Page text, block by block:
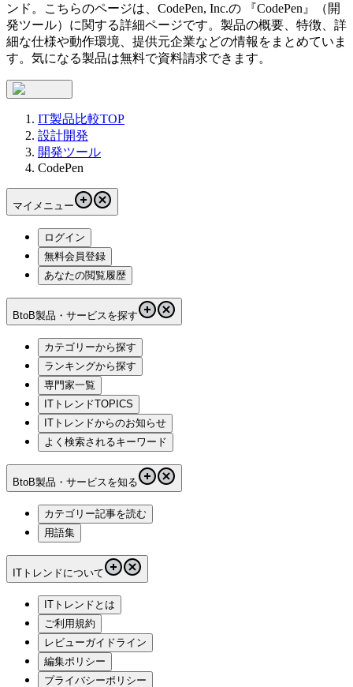
ンド。こちらのページは、 CodePen, Inc.の 『CodePen 』（ 開
発ツール）に関する詳細ページです。製品の概要、特徴、詳
細な仕様や動作環境、提供元企業などの情報をまとめていま
す。気になる製品は無料で資料請求できます。
IT製品比較TOP
設計開発
開発ツール
CodePen
マイメニュー
ログイン
無料会員登録
あなたの閲覧履歴
BtoB製品・サービスを探す
カテゴリーから探す
ランキングから探す
専門家一覧
ITトレンドTOPICS
ITトレンドからのお知らせ
よく検索されるキーワード
BtoB製品・サービスを知る
カテゴリー記事を読む
用語集
ITトレンドについて
ITトレンドとは
ご利用規約
レビューガイドライン
編集ポリシー
プライバシーポリシー